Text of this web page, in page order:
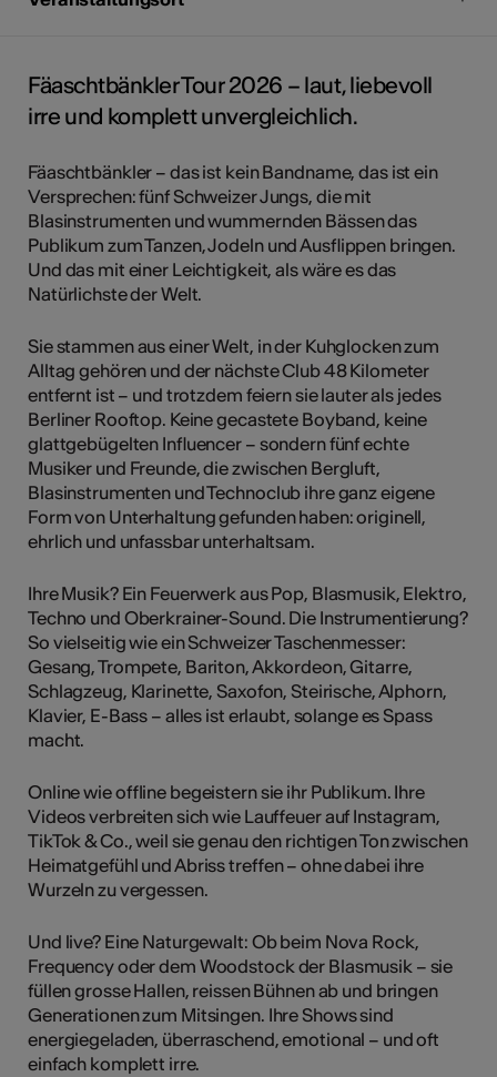
Fäaschtbänkler Tour 2026 – laut, liebevoll
irre und komplett unvergleichlich.
Fäaschtbänkler – das ist kein Bandname, das ist ein
Versprechen: fünf Schweizer Jungs, die mit
Blasinstrumenten und wummernden Bässen das
Publikum zum Tanzen, Jodeln und Ausflippen bringen.
Und das mit einer Leichtigkeit, als wäre es das
Natürlichste der Welt.
Sie stammen aus einer Welt, in der Kuhglocken zum
Alltag gehören und der nächste Club 48 Kilometer
entfernt ist – und trotzdem feiern sie lauter als jedes
Berliner Rooftop. Keine gecastete Boyband, keine
glattgebügelten Influencer – sondern fünf echte
Musiker und Freunde, die zwischen Bergluft,
Blasinstrumenten und Technoclub ihre ganz eigene
Form von Unterhaltung gefunden haben: originell,
ehrlich und unfassbar unterhaltsam.
Ihre Musik? Ein Feuerwerk aus Pop, Blasmusik, Elektro,
Techno und Oberkrainer-Sound. Die Instrumentierung?
So vielseitig wie ein Schweizer Taschenmesser:
Gesang, Trompete, Bariton, Akkordeon, Gitarre,
Schlagzeug, Klarinette, Saxofon, Steirische, Alphorn,
Klavier, E-Bass – alles ist erlaubt, solange es Spass
macht.
Online wie offline begeistern sie ihr Publikum. Ihre
Videos verbreiten sich wie Lauffeuer auf Instagram,
TikTok & Co., weil sie genau den richtigen Ton zwischen
Heimatgefühl und Abriss treffen – ohne dabei ihre
Wurzeln zu vergessen.
Und live? Eine Naturgewalt: Ob beim Nova Rock,
Frequency oder dem Woodstock der Blasmusik – sie
füllen grosse Hallen, reissen Bühnen ab und bringen
Generationen zum Mitsingen. Ihre Shows sind
energiegeladen, überraschend, emotional – und oft
einfach komplett irre.